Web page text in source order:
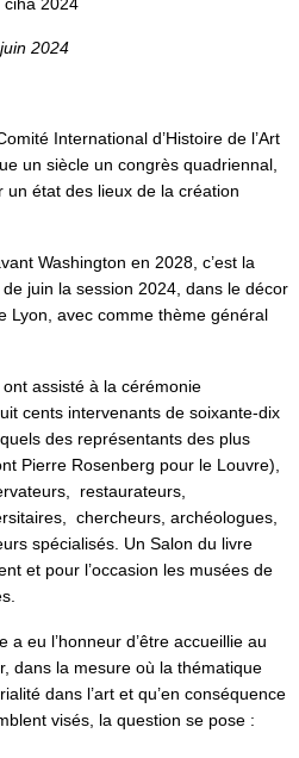
juin 2024
International d’Histoire de l’Art
un siècle un congrès quadriennal,
état des lieux de la création
Washington en 2028, c’est la
juin la session 2024, dans le décor
Lyon, avec comme thème général
assisté à la cérémonie
cents intervenants de soixante-dix
des représentants des plus
Pierre Rosenberg pour le Louvre),
restaurateurs,
chercheurs, archéologues,
spécialisés. Un Salon du livre
et pour l’occasion les musées de
a eu l’honneur d’être accueillie au
dans la mesure où la thématique
dans l’art et qu’en conséquence
visés, la question se pose :